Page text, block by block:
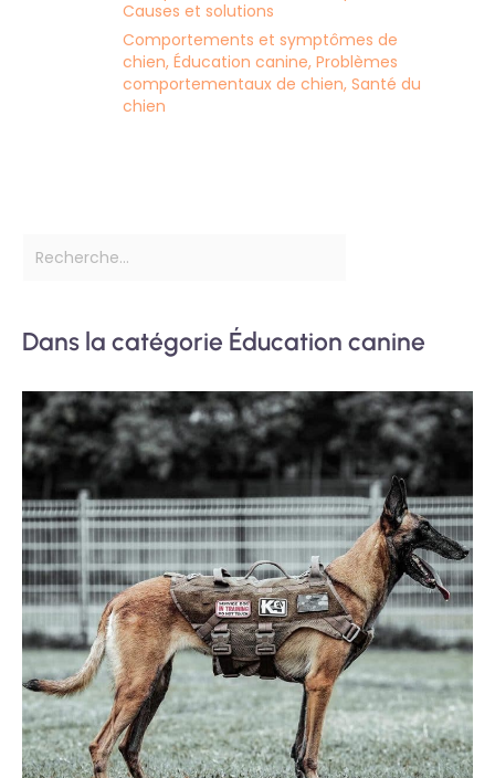
Causes et solutions
Comportements et symptômes de
chien, Éducation canine, Problèmes
comportementaux de chien, Santé du
chien
Dans la catégorie Éducation canine